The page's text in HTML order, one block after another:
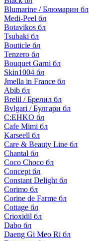
Blumarine / Блюмарин бл
Medi-Peel бл
Botavikos бл
Tsubaki бл
Bouticle бл
Tenzero бл
Bouquet Garni бл
Skin1004 бл
Jmella in France бл
Abib бл
Brelil / Брелил бл
Bvlgari / Булгари бл
C:EHKO бл
Cafe Mimi бл
Karseell бл
Care & Beauty Line бл
Chantal бл
Coco Choco бл
Concept бл
Constant Delight бл
Corimo бл
Corine de Farme бл
Cottage бл
Crioxidil бл
Dabo бл
Daeng Gi Meo Ri бл